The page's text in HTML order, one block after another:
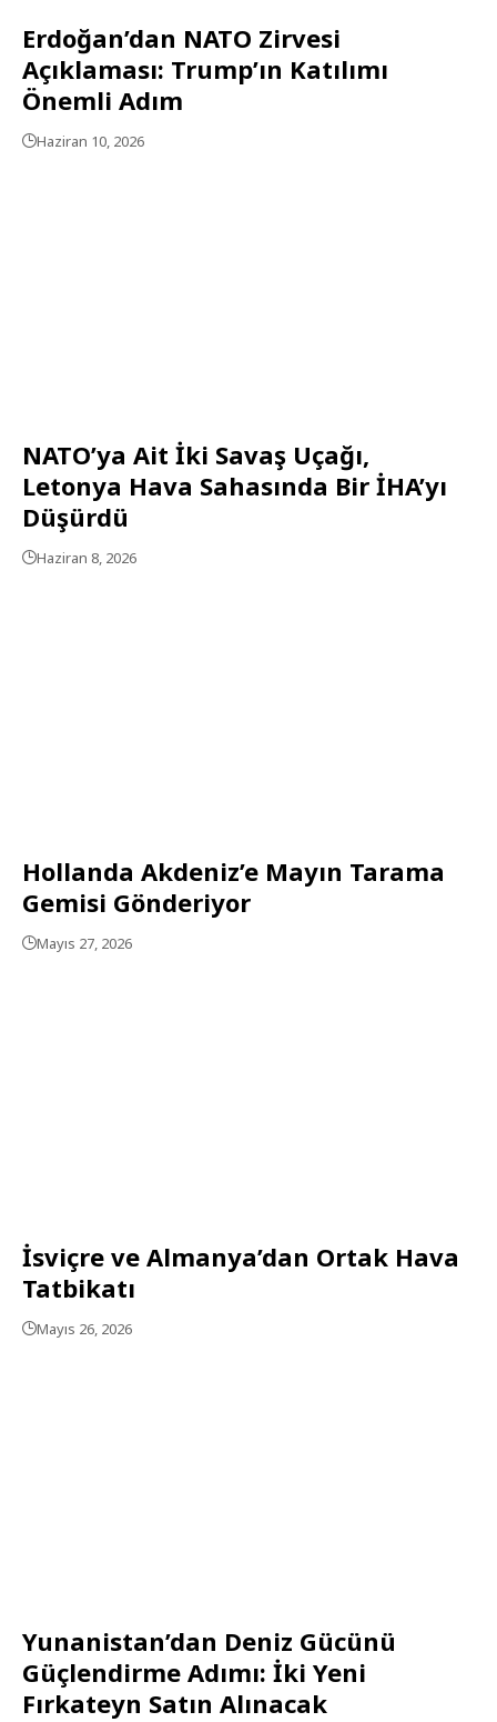
Erdoğan’dan NATO Zirvesi
Açıklaması: Trump’ın Katılımı
Önemli Adım
Haziran 10, 2026
NATO’ya Ait İki Savaş Uçağı,
Letonya Hava Sahasında Bir İHA’yı
Düşürdü
Haziran 8, 2026
Hollanda Akdeniz’e Mayın Tarama
Gemisi Gönderiyor
Mayıs 27, 2026
İsviçre ve Almanya’dan Ortak Hava
Tatbikatı
Mayıs 26, 2026
Yunanistan’dan Deniz Gücünü
Güçlendirme Adımı: İki Yeni
Fırkateyn Satın Alınacak